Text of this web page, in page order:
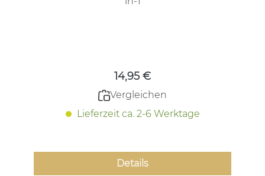
14,95 €
Vergleichen
Lieferzeit ca. 2-6 Werktage
Details